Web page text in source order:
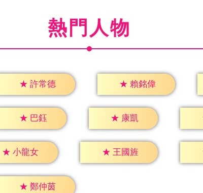
熱門人物
★ 許常德 ★ 賴銘偉
★ 巴鈺 ★ 康凱
★ 小龍女 ★ 王國旌
★ 鄭仲茵